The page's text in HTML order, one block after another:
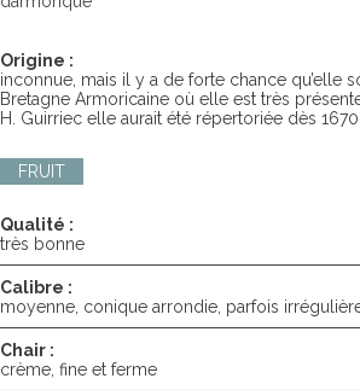
Origine :
inconnue, mais il y a de forte chance qu’elle
Bretagne Armoricaine où elle est très
H. Guirriec elle aurait été répertoriée dès 1670.
FRUIT
Qualité :
très bonne
Calibre :
moyenne, conique arrondie, parfois
Chair :
crème, fine et ferme